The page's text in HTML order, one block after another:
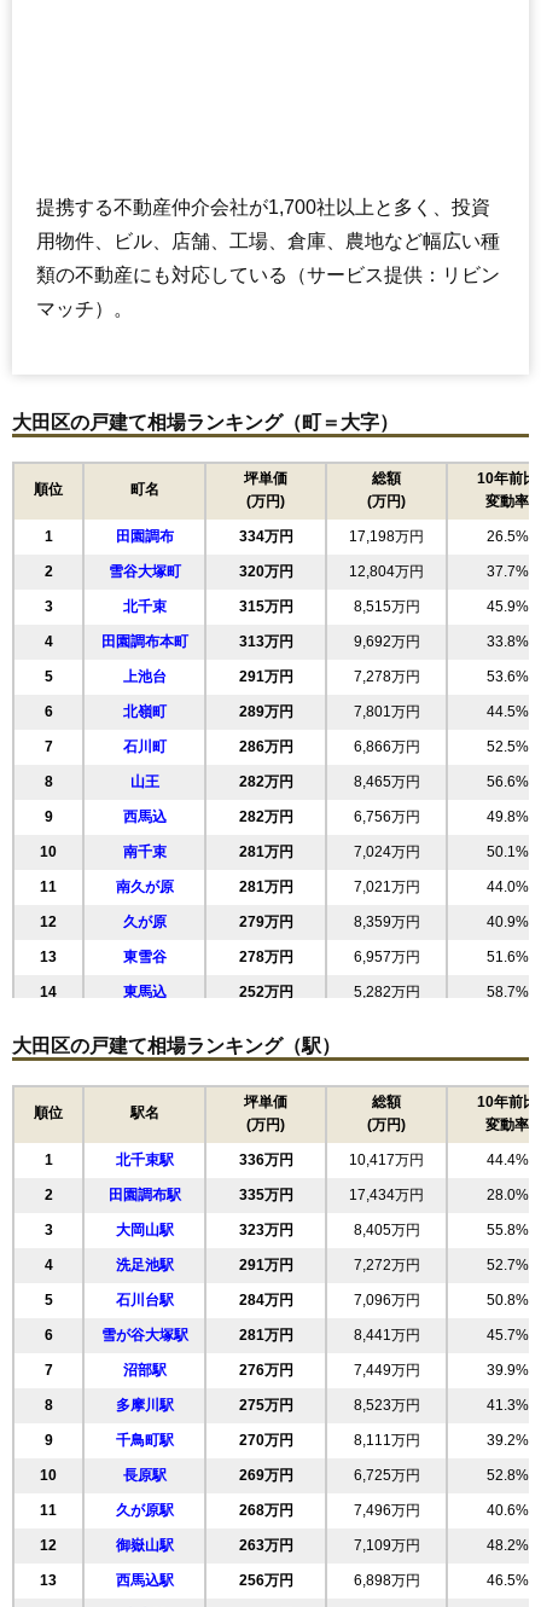
提携する不動産仲介会社が1,700社以上と多く、投資
用物件、ビル、店舗、工場、倉庫、農地など幅広い種
類の不動産にも対応している（サービス提供：リビン
マッチ）。
大田区の戸建て相場ランキング（町＝大字）
順位 町名
坪単価
(万円)
総額
(万円)
10年前比
変動率
1 田園調布 334万円 17,198万円 26.5%
2 雪谷大塚町 320万円 12,804万円 37.7%
3 北千束 315万円 8,515万円 45.9%
4 田園調布本町 313万円 9,692万円 33.8%
5 上池台 291万円 7,278万円 53.6%
6 北嶺町 289万円 7,801万円 44.5%
7 石川町 286万円 6,866万円 52.5%
8 山王 282万円 8,465万円 56.6%
9 西馬込 282万円 6,756万円 49.8%
10 南千束 281万円 7,024万円 50.1%
11 南久が原 281万円 7,021万円 44.0%
12 久が原 279万円 8,359万円 40.9%
13 東雪谷 278万円 6,957万円 51.6%
14 東馬込 252万円 5,282万円 58.7%
16 東嶺町 250万円 6,987万円 44.7%
245万円 5,879万円 38.2%
239万円 4,539万円 67.0%
19 中央 232万円 5,789万円 51.4%
20 池上 231万円 4,396万円 52.4%
21 南馬込 231万円 5,772万円 53.7%
22 千鳥 223万円 5,020万円 48.3%
23 中馬込 219万円 4,151万円 54.7%
24 矢口 217万円 3,907万円 51.2%
25 西蒲田 216万円 4,108万円 60.9%
26 田園調布南 216万円 3,883万円 52.9%
27 鵜の木 216万円 4,097万円 51.3%
28 大森中 207万円 5,800万円 41.6%
29 北馬込 207万円 3,930万円 52.1%
30 西糀谷 203万円 3,853万円 50.9%
31 新蒲田 201万円 4,227万円 49.8%
大田区の戸建て相場ランキング（駅）
順位 駅名
坪単価
(万円)
総額
(万円)
10年前比
変動率
1 北千束駅 336万円 10,417万円 44.4%
2 田園調布駅 335万円 17,434万円 28.0%
3 大岡山駅 323万円 8,405万円 55.8%
4 洗足池駅 291万円 7,272万円 52.7%
5 石川台駅 284万円 7,096万円 50.8%
6 雪が谷大塚駅 281万円 8,441万円 45.7%
7 沼部駅 276万円 7,449万円 39.9%
8 多摩川駅 275万円 8,523万円 41.3%
9 千鳥町駅 270万円 8,111万円 39.2%
10 長原駅 269万円 6,725万円 52.8%
11 久が原駅 268万円 7,496万円 40.6%
12 御嶽山駅 263万円 7,109万円 48.2%
13 西馬込駅 256万円 6,898万円 46.5%